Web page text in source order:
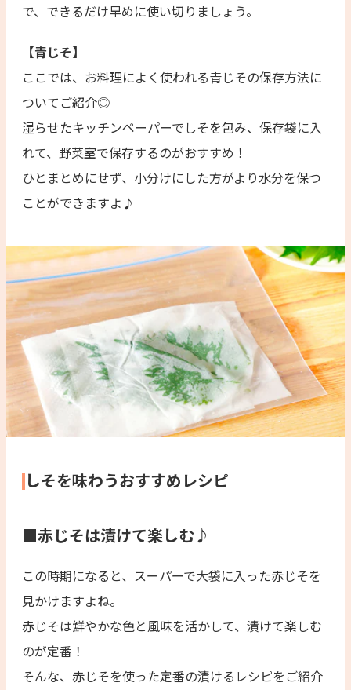
で、できるだけ早めに使い切りましょう。
【青じそ】
ここでは、お料理によく使われる青じその保存方法に
ついてご紹介◎
湿らせたキッチンペーパーでしそを包み、保存袋に入
れて、野菜室で保存するのがおすすめ！
ひとまとめにせず、小分けにした方がより水分を保つ
ことができますよ♪
しそを味わうおすすめレシピ
■赤じそは漬けて楽しむ♪
この時期になると、スーパーで大袋に入った赤じそを
見かけますよね。
赤じそは鮮やかな色と風味を活かして、漬けて楽しむ
のが定番！
そんな、赤じそを使った定番の漬けるレシピをご紹介